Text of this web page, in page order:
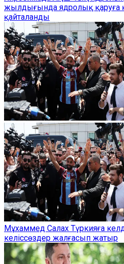
жылдығында ядролық қаруға
қайталанды
Мұхаммед Салах Түркияға
келіссөздер жалғасып жатыр